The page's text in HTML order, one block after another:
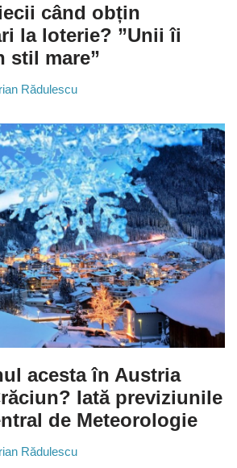
când obțin
la loterie? ”Unii îi
stil mare”
Rădulescu
acesta în Austria
Iată previziunile
de Meteorologie
Rădulescu